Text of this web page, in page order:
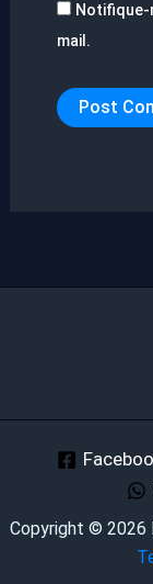
Notifique-
mail.
Copyright © 2026